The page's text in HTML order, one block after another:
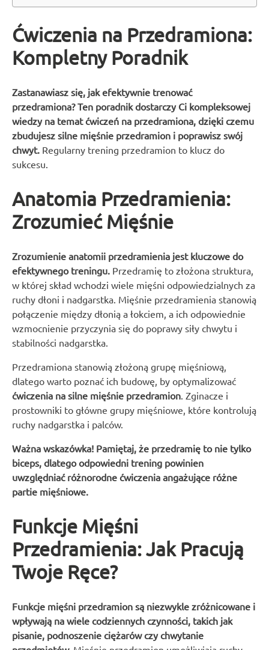
Ćwiczenia na Przedramiona:
Kompletny Poradnik
Zastanawiasz się, jak efektywnie trenować
przedramiona? Ten poradnik dostarczy Ci kompleksowej
wiedzy na temat ćwiczeń na przedramiona, dzięki czemu
zbudujesz silne mięśnie przedramion i poprawisz swój
chwyt. Regularny trening przedramion to klucz do
sukcesu.
Anatomia Przedramienia:
Zrozumieć Mięśnie
Zrozumienie anatomii przedramienia jest kluczowe do
efektywnego treningu. Przedramię to złożona struktura,
w której skład wchodzi wiele mięśni odpowiedzialnych za
ruchy dłoni i nadgarstka. Mięśnie przedramienia stanowią
połączenie między dłonią a łokciem, a ich odpowiednie
wzmocnienie przyczynia się do poprawy siły chwytu i
stabilności nadgarstka.
Przedramiona stanowią złożoną grupę mięśniową,
dlatego warto poznać ich budowę, by optymalizować
ćwiczenia na silne mięśnie przedramion. Zginacze i
prostowniki to główne grupy mięśniowe, które kontrolują
ruchy nadgarstka i palców.
Ważna wskazówka! Pamiętaj, że przedramię to nie tylko
biceps, dlatego odpowiedni trening powinien
uwzględniać różnorodne ćwiczenia angażujące różne
partie mięśniowe.
Funkcje Mięśni
Przedramienia: Jak Pracują
Twoje Ręce?
Funkcje mięśni przedramion są niezwykle zróżnicowane i
wpływają na wiele codziennych czynności, takich jak
pisanie, podnoszenie ciężarów czy chwytanie